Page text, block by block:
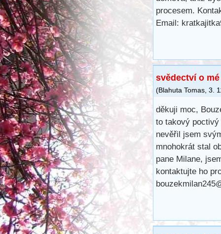
procesem.
Email:
svědectví o
(Blahuta Tomas, 3.
děkuji moc,
to takový
nevěřil jsem
mnohokrát stal
pane Milane,
kontaktujte ho